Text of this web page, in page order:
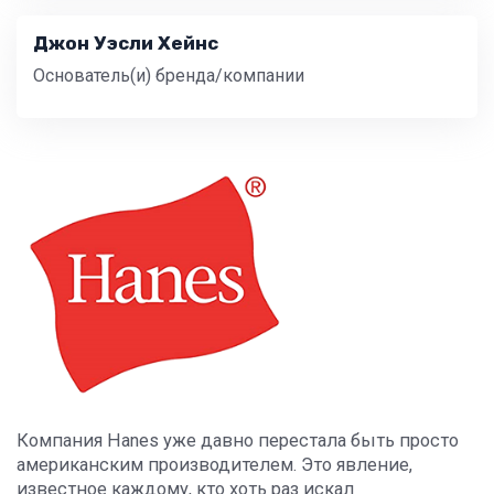
Джон Уэсли Хейнс
Основатель(и) бренда/компании
Компания Hanes уже давно перестала быть просто
американским производителем. Это явление,
известное каждому, кто хоть раз искал